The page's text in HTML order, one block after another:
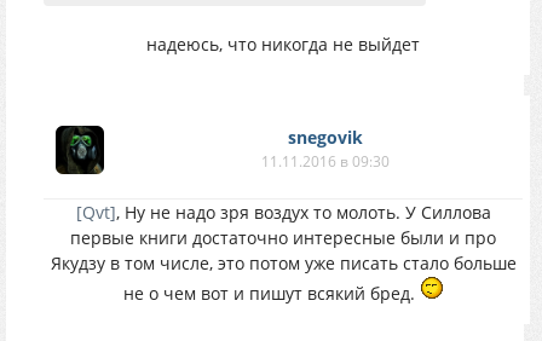
надеюсь, что никогда не выйдет
snegovik
11.11.2016 в 09:30
[Qvt], Ну не надо зря воздух то молоть. У Силлова
первые книги достаточно интересные были и про
Якудзу в том числе, это потом уже писать стало больше
не о чем вот и пишут всякий бред.